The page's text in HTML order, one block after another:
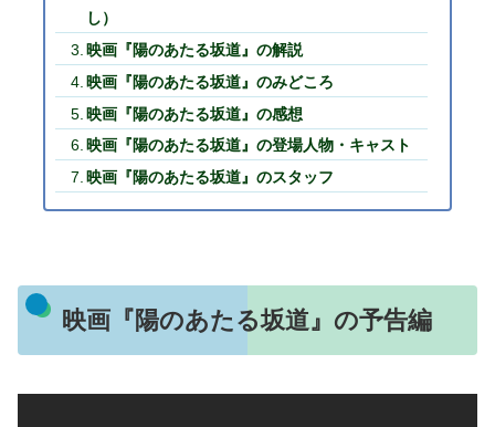
し）
映画『陽のあたる坂道』の解説
映画『陽のあたる坂道』のみどころ
映画『陽のあたる坂道』の感想
映画『陽のあたる坂道』の登場人物・キャスト
映画『陽のあたる坂道』のスタッフ
映画『陽のあたる坂道』の予告編